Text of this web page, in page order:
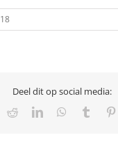
Deel dit op social media:
RedditLinkedInWhatsApp
Tumblr